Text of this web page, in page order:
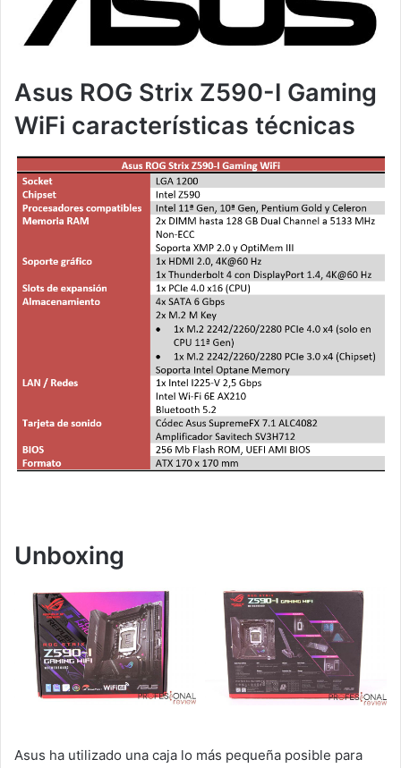
Asus ROG Strix Z590-I Gaming
WiFi características técnicas
Unboxing
Asus ha utilizado una caja lo más pequeña posible para